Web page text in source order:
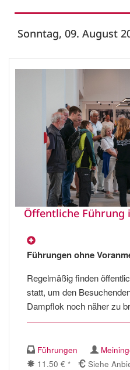
Sonntag, 09. August
Öffentliche Führung
Führungen ohne
Regelmäßig finden
statt, um den
Dampflok noch näher zu
Führungen
11.50 € *
Siehe